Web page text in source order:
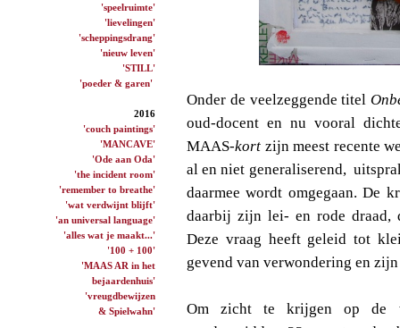
'speelruimte'
'lievelingen'
'scheppingsdrang'
'nieuw leven'
'STILL'
'poeder & garen'
2016
'couch paintings'
'MANCAVE'
'Ode aan Oda'
'the incident room'
'remember to breathe'
'wat verdwijnt blijft'
'an universal language'
'alles wat je maakt...'
'100 + 100'
'MAAS AR in het
bejaardenhuis'
'vreugdbewijzen
& Spielwahn'
Onder de veelzeggende titel
oud-docent en nu vooral
MAAS-kort zijn meest recente
al en niet generaliserend,
daarmee wordt omgegaan. De
daarbij zijn lei- en rode
Deze vraag heeft geleid tot
gevend van verwondering en
Om zicht te krijgen op de